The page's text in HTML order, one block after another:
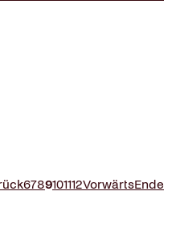
6789101112VorwärtsEnde